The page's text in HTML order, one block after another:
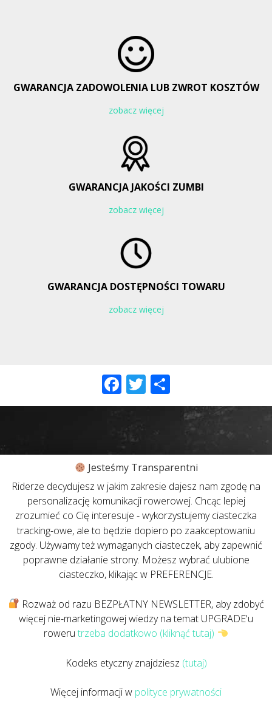
GWARANCJA ZADOWOLENIA LUB ZWROT KOSZTÓW
zobacz więcej
GWARANCJA JAKOŚCI ZUMBI
zobacz więcej
GWARANCJA DOSTĘPNOŚCI TOWARU
zobacz więcej
Facebook
Twitter
Jesteśmy Transparentni
Riderze decydujesz w jakim zakresie dajesz nam zgodę na
personalizację komunikacji rowerowej. Chcąc lepiej
zrozumieć co Cię interesuje - wykorzystujemy ciasteczka
tracking-owe, ale to będzie dopiero po zaakceptowaniu
zgody. Używamy też wymaganych ciasteczek, aby zapewnić
poprawne działanie strony. Możesz wybrać ulubione
ciasteczko, klikając w PREFERENCJE.
Rozważ od razu BEZPŁATNY NEWSLETTER, aby zdobyć
więcej nie-marketingowej wiedzy na temat UPGRADE'u
rowerutrzeba dodatkowo (kliknąć tutaj)
Kodeks etyczny znajdziesz (tutaj)
Więcej informacji w polityce prywatności